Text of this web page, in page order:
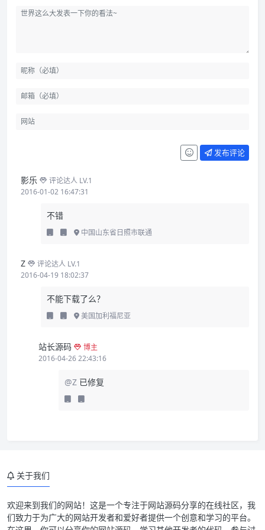
发布评论
影乐
评论达人 LV.1
2016-01-02 16:47:31
不错
中国山东省日照市联通
Z
评论达人 LV.1
2016-04-19 18:02:37
不能下载了么？
美国加利福尼亚
站长源码
博主
2016-04-26 22:43:16
@Z 已修复
模板截图预览：
主题说明：
关于我们
欢迎来到我们的网站！这是一个专注于网站源码分享的在线社区，我
们致力于为广大的网站开发者和爱好者提供一个创意和学习的平台。